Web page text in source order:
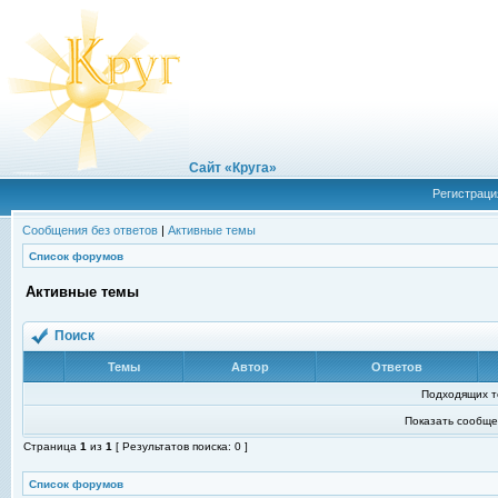
Сайт «Круга»
Сообщения без ответов | Активные темы
Список форумов
Активные темы
Поиск
Темы Автор Ответов
Подходящих
Показать
Страница 1 из 1 [ Результатов поиска: 0 ]
Список форумов